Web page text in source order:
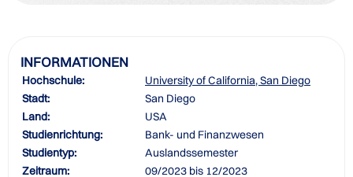
INFORMATIONEN
Hochschule:
University of California, San Diego
Stadt:
San Diego
Land:
USA
Studienrichtung:
Bank- und Finanzwesen
Studientyp:
Auslandssemester
Zeitraum:
09/2023 bis 12/2023